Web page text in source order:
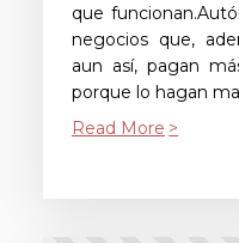
que
negocios que,
aun así, pagan
porque lo hagan
Read More